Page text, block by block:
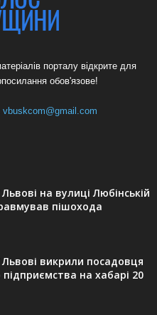
порталу відкрите для
обов'язове!
vbuskcom@gmail.com
на вулиці Любінській
пішохода
Львові викрили посадовця
на хабарі 20